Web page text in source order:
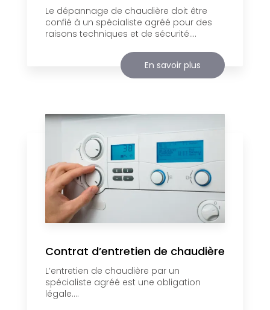
Le dépannage de chaudière doit être
confié à un spécialiste agréé pour des
raisons techniques et de sécurité....
En savoir plus
Contrat d’entretien de chaudière
L’entretien de chaudière par un
spécialiste agréé est une obligation
légale....